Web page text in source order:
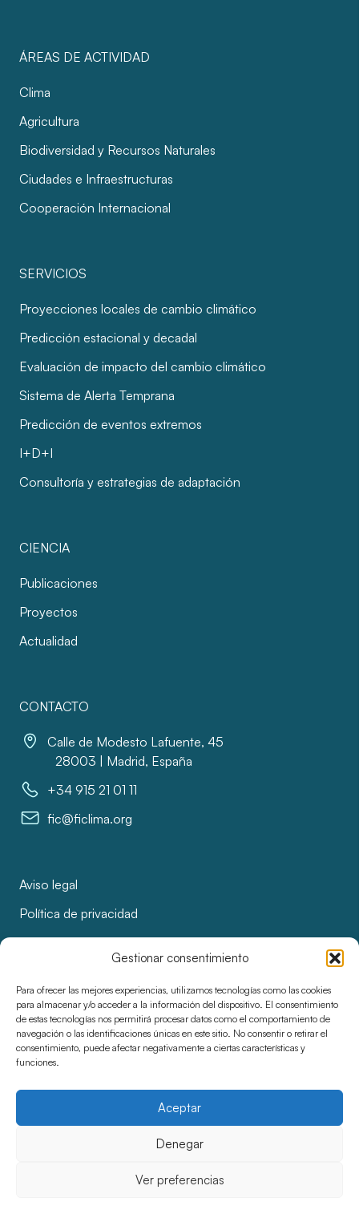
Gestionar consentimiento
Para ofrecer las mejores experiencias, utilizamos tecnologías como las cookies
para almacenar y/o acceder a la información del dispositivo. El consentimiento
de estas tecnologías nos permitirá procesar datos como el comportamiento de
navegación o las identificaciones únicas en este sitio. No consentir o retirar el
consentimiento, puede afectar negativamente a ciertas características y
funciones.
Aceptar
Denegar
Ver preferencias
ÁREAS DE ACTIVIDAD
Clima
Agricultura
Biodiversidad y Recursos Naturales
Ciudades e Infraestructuras
Cooperación Internacional
SERVICIOS
Proyecciones locales de cambio climático
Predicción estacional y decadal
Evaluación de impacto del cambio climático
Sistema de Alerta Temprana
Predicción de eventos extremos
I+D+I
Consultoría y estrategias de adaptación
CIENCIA
Publicaciones
Proyectos
Actualidad
CONTACTO
Calle de Modesto Lafuente, 45
28003 | Madrid, España
+34 915 21 01 11
fic@ficlima.org
Aviso legal
Política de privacidad
Política de cookies
Accesibilidad